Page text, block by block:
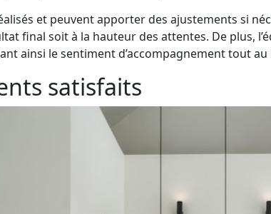
et peuvent apporter des ajustements si
final soit à la hauteur des attentes. De plus,
ainsi le sentiment d’accompagnement tout
satisfaits